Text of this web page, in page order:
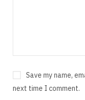
Save my name,
next time I comment.